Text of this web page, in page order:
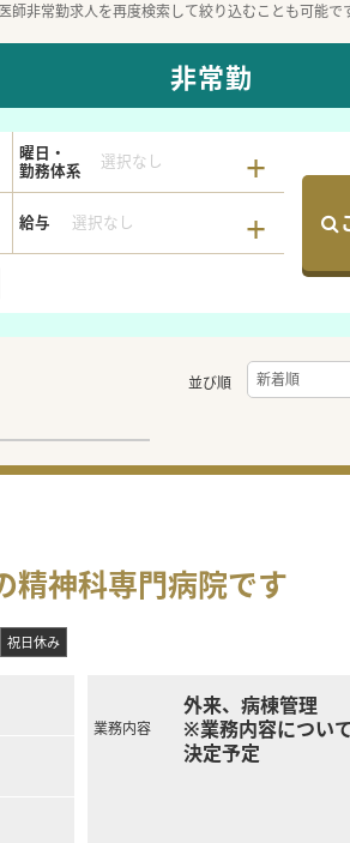
非常勤求人を再度検索して絞り込むことも可能です
非常勤
曜日・
勤務体系
選択なし
給与 選択なし
並び順
精神科専門病院です
祝日休み
業務内容
外来、病棟管理
※業務内容につい
決定予定